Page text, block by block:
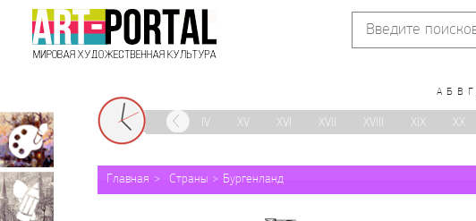
А Б В Г
IX X XII XIII XIV XV XVI XVII XVIII XIX XX
Главная Страны Бургенланд
Живопись
Графика